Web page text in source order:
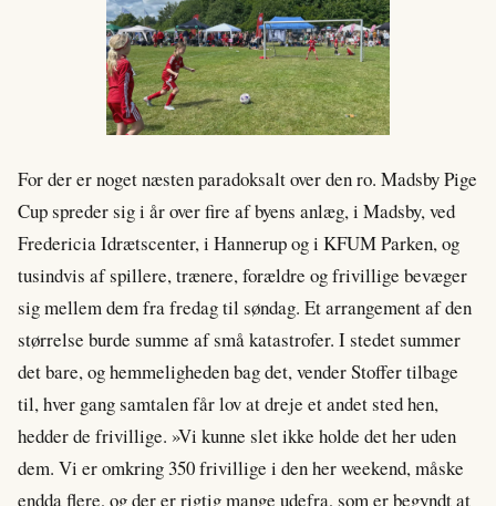
For der er noget næsten paradoksalt over den ro. Madsby Pige
Cup spreder sig i år over fire af byens anlæg, i Madsby, ved
Fredericia Idrætscenter, i Hannerup og i KFUM Parken, og
tusindvis af spillere, trænere, forældre og frivillige bevæger
sig mellem dem fra fredag til søndag. Et arrangement af den
størrelse burde summe af små katastrofer. I stedet summer
det bare, og hemmeligheden bag det, vender Stoffer tilbage
til, hver gang samtalen får lov at dreje et andet sted hen,
hedder de frivillige. »Vi kunne slet ikke holde det her uden
dem. Vi er omkring 350 frivillige i den her weekend, måske
endda flere, og der er rigtig mange udefra, som er begyndt at